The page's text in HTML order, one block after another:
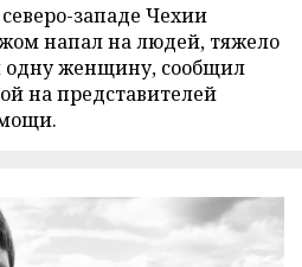
западе Чехии
напал на людей, тяжело
женщину, сообщил
на представителей